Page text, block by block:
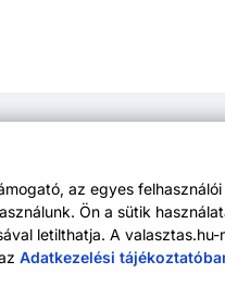
az egyes
Ön a sütik
letilthatja. A valasztas.hu-
Adatkezelési